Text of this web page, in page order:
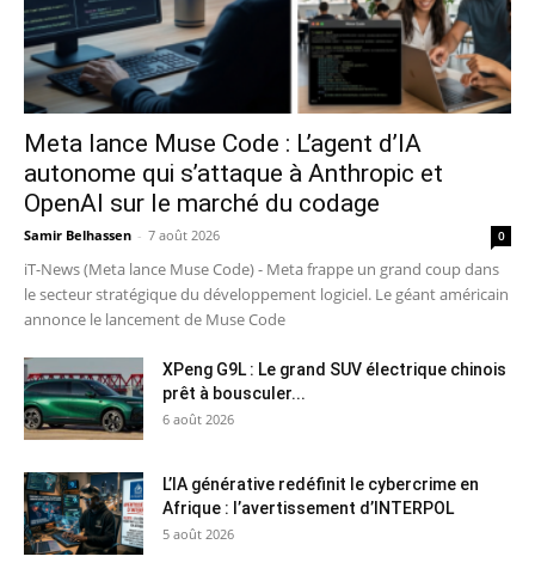
Meta lance Muse Code : L’agent d’IA
autonome qui s’attaque à Anthropic et
OpenAI sur le marché du codage
Samir Belhassen - 7 août 2026 0
iT-News (Meta lance Muse Code) - Meta frappe un grand coup dans
le secteur stratégique du développement logiciel. Le géant américain
annonce le lancement de Muse Code
XPeng G9L : Le grand SUV électrique chinois
prêt à bousculer...
6 août 2026
L’IA générative redéfinit le cybercrime en
Afrique : l’avertissement d’INTERPOL
5 août 2026